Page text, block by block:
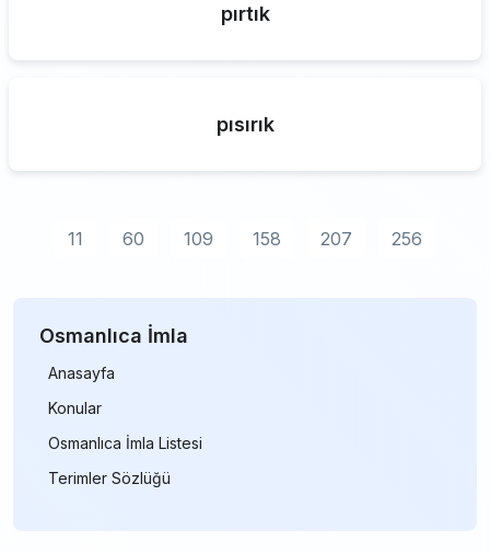
pırtık
pısırık
11 60 109 158 207 256
Osmanlıca İmla
Anasayfa
Konular
Osmanlıca İmla Listesi
Terimler Sözlüğü